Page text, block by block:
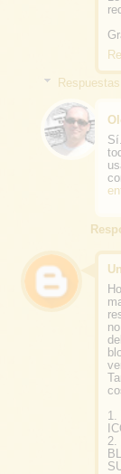
Respuestas
1.
2.